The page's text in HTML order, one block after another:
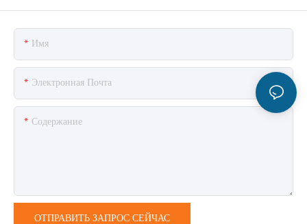
Имя
Электронная Почта
Содержание
ОТПРАВИТЬ ЗАПРОС СЕЙЧАС